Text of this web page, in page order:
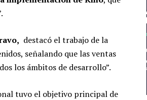
destacó el trabajo de la
señalando que las ventas
los ámbitos de desarrollo”.
tuvo el objetivo principal de